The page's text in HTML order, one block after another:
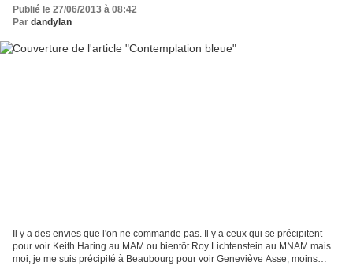
Publié le 27/06/2013 à 08:42
Par dandylan
Il y a des envies que l'on ne commande pas. Il y a ceux qui se précipitent
pour voir Keith Haring au MAM ou bientôt Roy Lichtenstein au MNAM mais
moi, je me suis précipité à Beaubourg pour voir Geneviève Asse, moins